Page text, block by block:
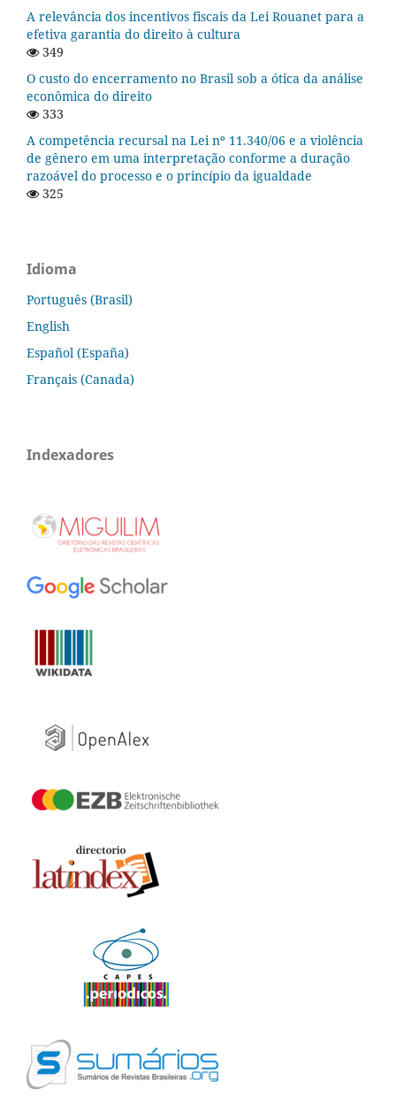
A relevância dos incentivos fiscais da Lei Rouanet para a
efetiva garantia do direito à cultura
349
O custo do encerramento no Brasil sob a ótica da análise
econômica do direito
333
A competência recursal na Lei nº 11.340/06 e a violência
de gênero em uma interpretação conforme a duração
razoável do processo e o princípio da igualdade
325
Idioma
Português (Brasil)
English
Español (España)
Français (Canada)
Indexadores